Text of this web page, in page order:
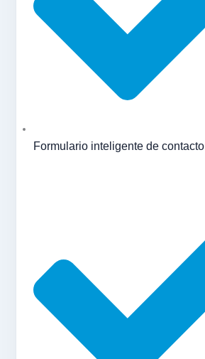
Formulario inteligente de contacto